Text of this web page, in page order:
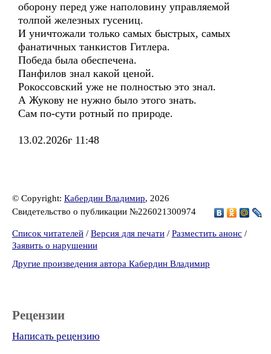
оборону перед уже наполовину управляемой
толпой железных гусениц.
И уничтожали только самых быстрых, самых
фанатичных танкистов Гитлера.
Победа была обеспечена.
Панфилов знал какой ценой.
Рокоссовский уже не полностью это знал.
А Жукову не нужно было этого знать.
Сам по-сути ротный по природе.
13.02.2026г 11:48
© Copyright: Кабердин Владимир, 2026
Свидетельство о публикации №226021300974
Список читателей / Версия для печати / Разместить анонс /
Заявить о нарушении
Другие произведения автора Кабердин Владимир
Рецензии
Написать рецензию